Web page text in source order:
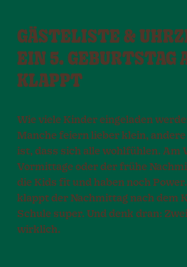
GÄSTELISTE &
EIN 5. GEBURTSTAG
KLAPPT
Wie viele Kinder eingeladen
Manche feiern lieber klein,
ist, dass sich alle wohlfühlen. Am
Vormittage oder der frühe
die Kids fit und haben noch
klappt der Nachmittag nach dem
Schule super. Und denk dran:
wirklich.